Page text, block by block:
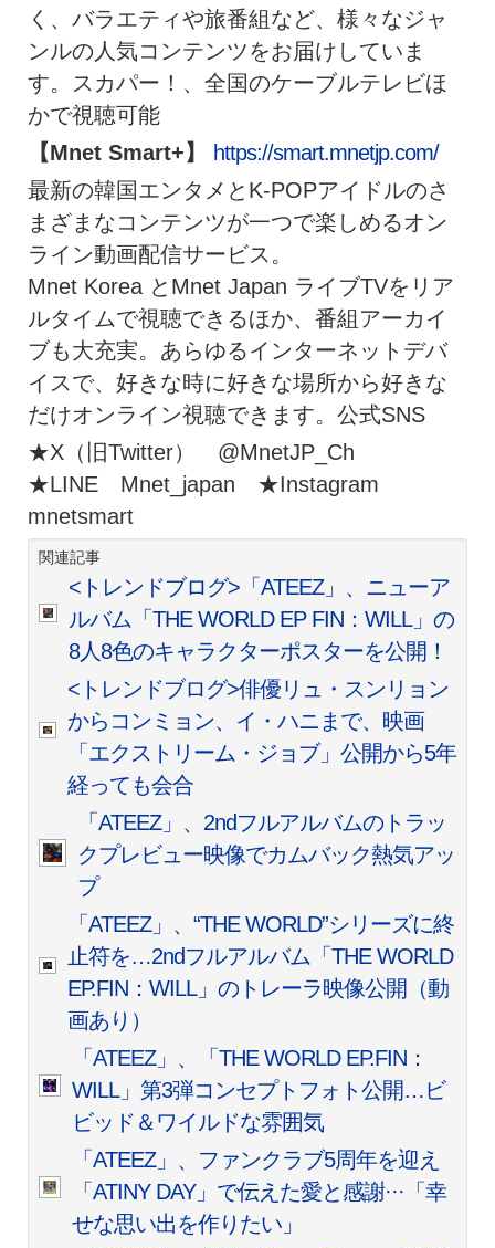
く、バラエティや旅番組など、様々なジャ
ンルの人気コンテンツをお届けしていま
す。スカパー！、全国のケーブルテレビほ
かで視聴可能
【Mnet Smart+】
https://smart.mnetjp.com/
最新の韓国エンタメとK-POPアイドルのさ
まざまなコンテンツが一つで楽しめるオン
ライン動画配信サービス。
Mnet Korea とMnet Japan ライブTVをリア
ルタイムで視聴できるほか、番組アーカイ
ブも大充実。あらゆるインターネットデバ
イスで、好きな時に好きな場所から好きな
だけオンライン視聴できます。公式SNS
★X（旧Twitter） @MnetJP_Ch
★LINE Mnet_japan ★Instagram
mnetsmart
関連記事
<トレンドブログ>「ATEEZ」、ニューア
ルバム「THE WORLD EP FIN：WILL」の
8人8色のキャラクターポスターを公開！
<トレンドブログ>俳優リュ・スンリョン
からコンミョン、イ・ハニまで、映画
「エクストリーム・ジョブ」公開から5年
経っても会合
「ATEEZ」、2ndフルアルバムのトラッ
クプレビュー映像でカムバック熱気アッ
プ
「ATEEZ」、“THE WORLD”シリーズに終
止符を…2ndフルアルバム「THE WORLD
EP.FIN：WILL」のトレーラ映像公開（動
画あり）
「ATEEZ」、「THE WORLD EP.FIN：
WILL」第3弾コンセプトフォト公開…ビ
ビッド＆ワイルドな雰囲気
「ATEEZ」、ファンクラブ5周年を迎え
「ATINY DAY」で伝えた愛と感謝···「幸
せな思い出を作りたい」